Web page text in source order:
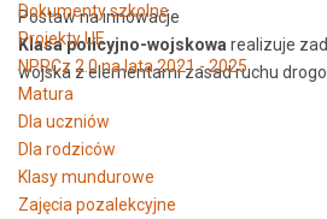
Postaw na innowacje
Klasa policyjno-wojskowa realizuje
wojska z elementami zasad ruchu
Dokumenty szkolne
Projekty UE
NPRCz 2.0 na lata 2021 - 2025
Matura
Dla uczniów
Dla rodziców
Klasy mundurowe
Zajęcia pozalekcyjne